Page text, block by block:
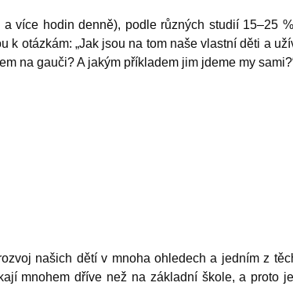
a více hodin denně), podle různých studií 15–25
k otázkám: „Jak jsou na tom naše vlastní děti a
na gauči? A jakým příkladem jim jdeme my
našich dětí v mnoha ohledech a jedním z
mnohem dříve než na základní škole, a proto